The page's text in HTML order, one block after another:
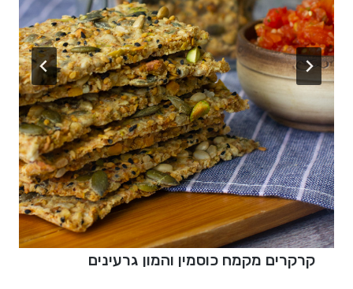
קרקרים מקמח כוסמין והמון גרעינים